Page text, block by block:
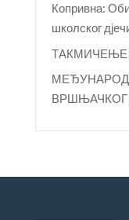
Копривна:
школског
ТАКМИЧЕЊЕ